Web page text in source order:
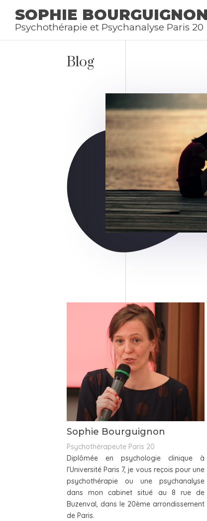
SOPHIE BOURGUIGNON
Psychothérapie et Psychanalyse Paris 20
Blog
Sophie Bourguignon
Psychothérapeute Paris 20
Diplômée en psychologie clinique à
l’Université Paris 7, je vous reçois pour une
psychothérapie ou une psychanalyse
dans mon cabinet situé au 8 rue de
Buzenval, dans le 20ème arrondissement
de Paris.